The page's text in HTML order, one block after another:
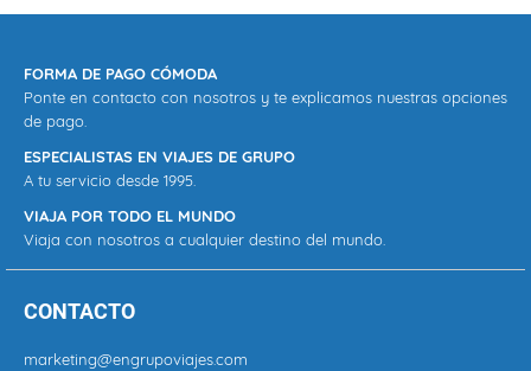
FORMA DE PAGO CÓMODA
Ponte en contacto con nosotros y te explicamos nuestras opciones
de pago.
ESPECIALISTAS EN VIAJES DE GRUPO
A tu servicio desde 1995.
VIAJA POR TODO EL MUNDO
Viaja con nosotros a cualquier destino del mundo.
CONTACTO
marketing@engrupoviajes.com